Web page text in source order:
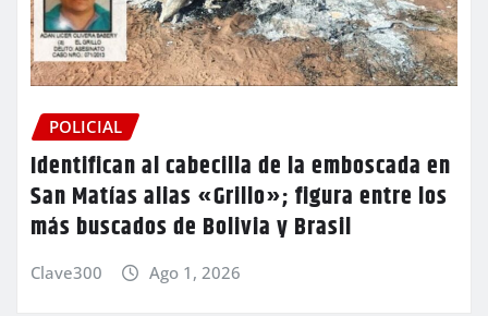
POLICIAL
Identifican al cabecilla de la emboscada en
San Matías alias «Grillo»; figura entre los
más buscados de Bolivia y Brasil
Clave300 Ago 1, 2026